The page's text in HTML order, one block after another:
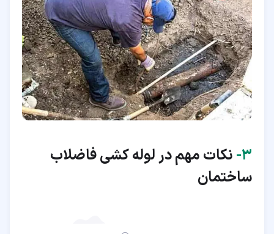
۳‏- نکات مهم در لوله کشی فاضلاب
ساختمان